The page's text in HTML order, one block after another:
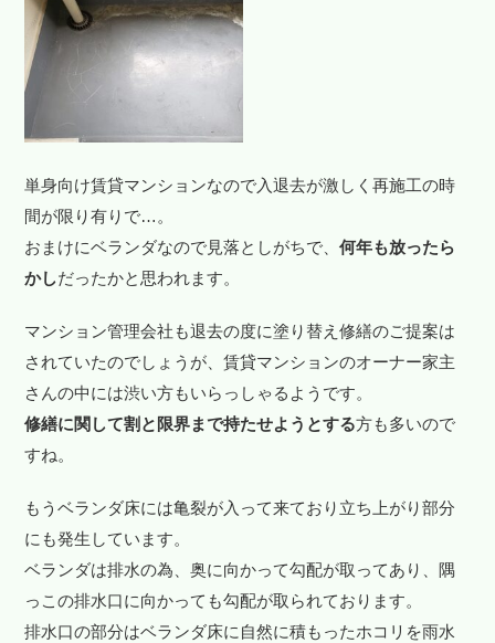
単身向け賃貸マンションなので入退去が激しく再施工の時
間が限り有りで…。
おまけにベランダなので見落としがちで、何年も放ったら
かしだったかと思われます。
マンション管理会社も退去の度に塗り替え修繕のご提案は
されていたのでしょうが、賃貸マンションのオーナー家主
さんの中には渋い方もいらっしゃるようです。
修繕に関して割と限界まで持たせようとする方も多いので
すね。
もうベランダ床には亀裂が入って来ており立ち上がり部分
にも発生しています。
ベランダは排水の為、奥に向かって勾配が取ってあり、隅
っこの排水口に向かっても勾配が取られております。
排水口の部分はベランダ床に自然に積もったホコリを雨水